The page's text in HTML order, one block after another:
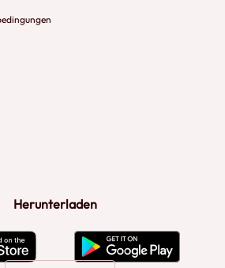
Herunterladen